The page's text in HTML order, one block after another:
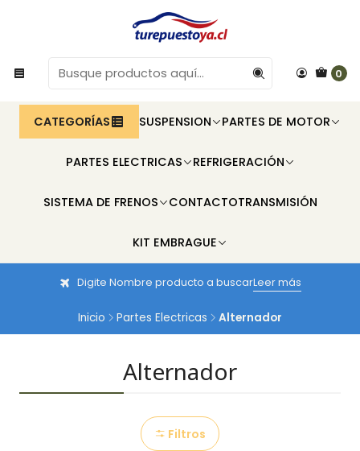
0
CATEGORÍAS SUSPENSION PARTES DE MOTOR
PARTES ELECTRICAS REFRIGERACIÓN
SISTEMA DE FRENOS CONTACTOTRANSMISIÓN
KIT EMBRAGUE
Digite Nombre producto a buscarLeer más
Inicio Partes Electricas Alternador
Alternador
Filtros